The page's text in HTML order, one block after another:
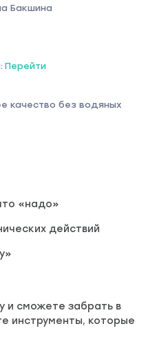
Бакшина
Перейти
качество без водяных
«надо»
действий
и сможете забрать в
инструменты, которые